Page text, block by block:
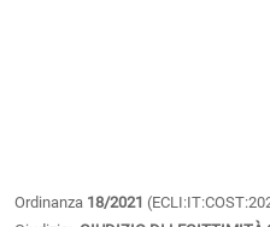
Ordinanza 18/2021